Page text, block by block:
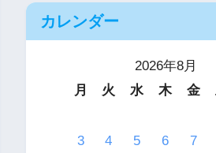
カレンダー
2026年8月
月
火 水 木 金
3
4 5 6 7